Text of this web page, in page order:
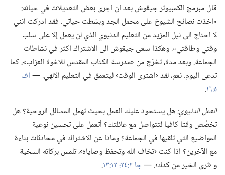
قال مبرمج الكمبيوتر جيڠوش بعد ان اجرى بعض التعديلات في حياته:‏
«اخذت نصائح الشيوخ على محمل الجد وبسّطت حياتي.‏ فقد ادركت انني
لا احتاج الى نيل المزيد من التعليم الدنيوي الذي لن يعمل إلا على سلب
وقتي وطاقتي».‏ وهكذا سعى جيڠوش الى الاشتراك اكثر في نشاطات
الجماعة.‏ وبعد مدة،‏ تخرّج من «مدرسة الكتاب المقدس للاخوة العزاب»،‏ كما
تدعى اليوم.‏ نعم،‏ لقد ‹اشترى الوقت› ليتعمق في التعليم الالهي.‏ —‏اف
٥:‏١٦ ‏.‏
العمل الدنيوي:‏هل يستحوذ عليك العمل بحيث تهمل المسائل الروحية؟‏ هل
تخصِّص وقتا كافيا لتتواصل مع عائلتك؟‏ أتعمل على تحسين نوعية
المواضيع التي تلقيها في الجماعة؟‏ وماذا عن الاشتراك في محادثات بناءة
مع الآخرين؟‏ اذا كنت ‹تخاف الله وتحفظ وصاياه›،‏ تلمس بركاته السخية
و ‹ترى الخير من كدك›.‏ —‏جا ٢:‏٢٤؛‏
‏.‏